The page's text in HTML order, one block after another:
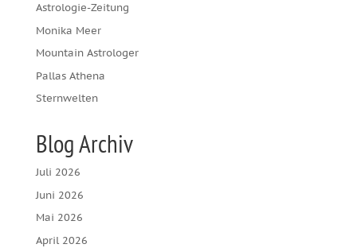
Astrologie-Zeitung
Monika Meer
Mountain Astrologer
Pallas Athena
Sternwelten
Blog Archiv
Juli 2026
Juni 2026
Mai 2026
April 2026